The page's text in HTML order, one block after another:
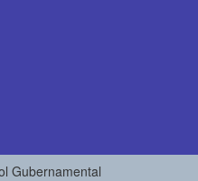
Gubernamental